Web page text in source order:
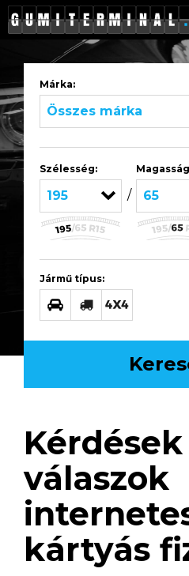
Márka:
Összes márka
Szélesség:
195 / 65
Jármű típus:
Kérdések
válaszok
kártyás